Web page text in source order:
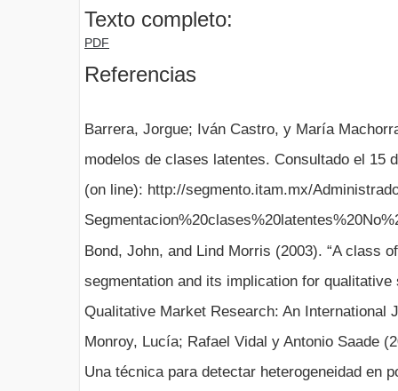
Texto completo:
PDF
Referencias
Barrera, Jorgue; Iván Castro, y María
modelos de clases latentes. Consultado el 15
(on line): http://segmento.itam.mx/
Bond, John, and Lind Morris (2003). “A class
segmentation and its implication for qualitative
Qualitative Market Research: An International
Monroy, Lucía; Rafael Vidal y Antonio Saade
Una técnica para detectar heterogeneidad en